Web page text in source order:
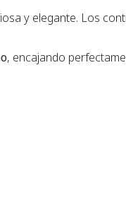
y elegante. Los
, encajando